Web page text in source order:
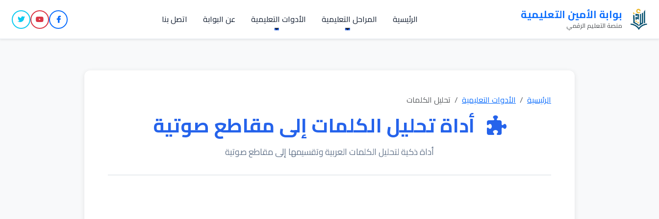
بوابة الأمين التعليمية
منصة التعليم الرقمي الرئيسية المراحل التعليمية الأدوات التعليمية عن البوابة اتصل بنا
الرئيسية الأدوات التعليمية تحليل الكلمات
أداة تحليل الكلمات إلى مقاطع صوتية
أداة ذكية لتحليل الكلمات العربية وتقسيمها إلى مقاطع صوتية